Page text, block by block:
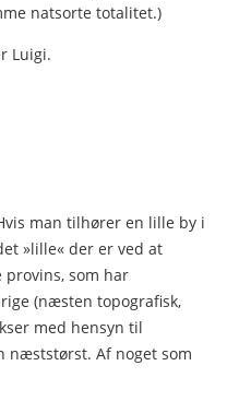
natsorte totalitet.)
Luigi.
man tilhører en lille by i
»lille« der er ved at
provins, som har
(næsten topografisk,
med hensyn til
næst­størst. Af noget som